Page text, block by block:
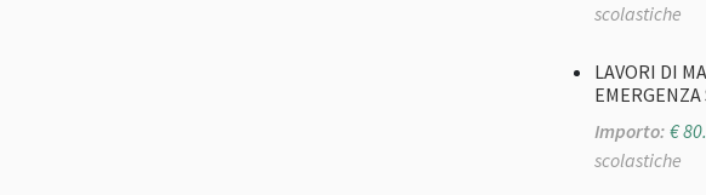
scolastiche
LAVORI DI
Importo: €
scolastiche